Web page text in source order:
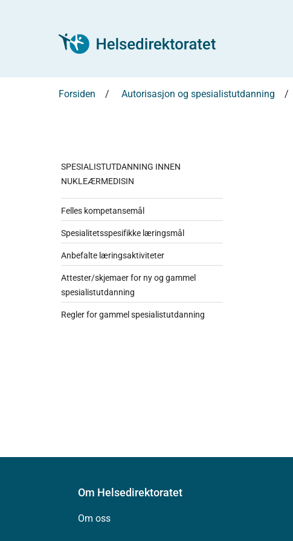
Forsiden Autorisasjon og spesialistutdanning
SPESIALISTUTDANNING INNEN
NUKLEÆRMEDISIN
Felles kompetansemål
Spesialitetsspesifikke læringsmål
Anbefalte læringsaktiviteter
Attester/skjemaer for ny og gammel
spesialistutdanning
Regler for gammel spesialistutdanning
Om Helsedirektoratet
Om oss